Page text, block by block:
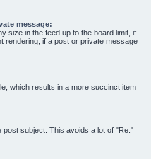
message:
size in the feed up to the board limit, if
rendering, if a post or private message
which results in a more succinct item
post subject. This avoids a lot of "Re:"